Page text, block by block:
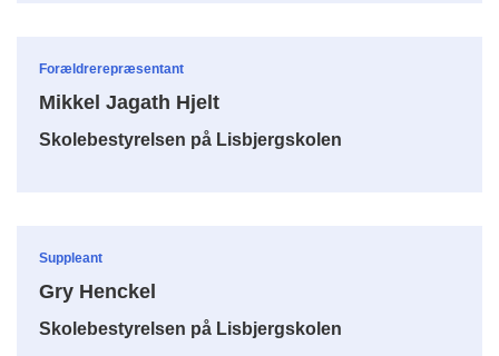
Forældrerepræsentant
Mikkel Jagath Hjelt
Skolebestyrelsen på Lisbjergskolen
Suppleant
Gry Henckel
Skolebestyrelsen på Lisbjergskolen